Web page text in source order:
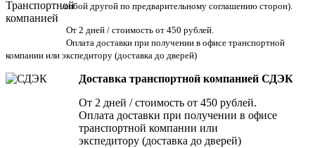
любой другой по предварительному соглашению сторон).
От 2 дней / стоимость от 450 рублей.
Оплата доставки при получении в офисе транспортной
компании или экспедитору (доставка до дверей)
Доставка транспортной компанией СДЭК
От 2 дней / стоимость от 450 рублей.
Оплата доставки при получении в офисе
транспортной компании или
экспедитору (доставка до дверей)